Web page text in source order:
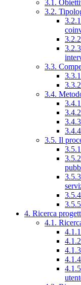
3.1.
3.2.
3.3.
3.4.
3.5. Il
4. Ricerca
4.1.